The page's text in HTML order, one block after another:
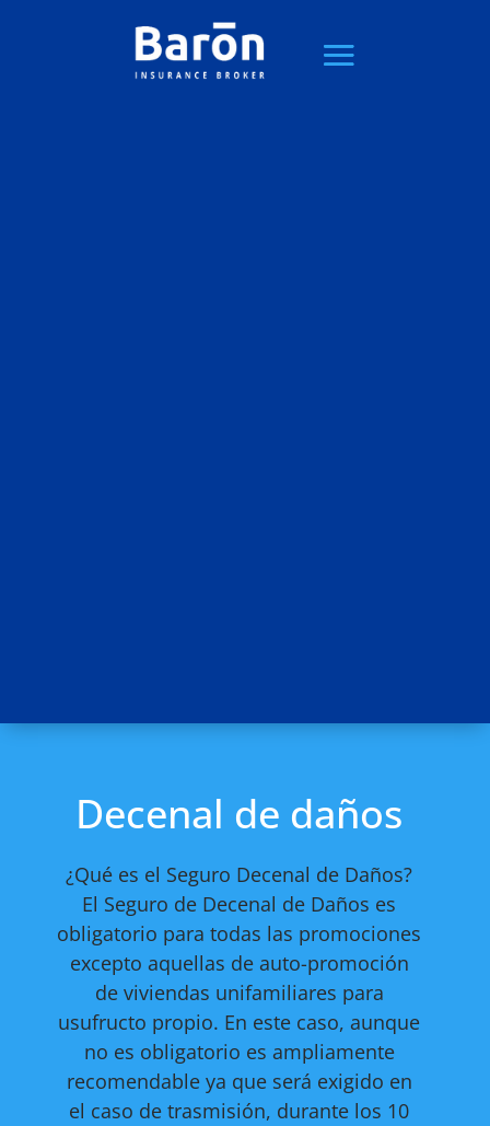
Decenal de daños
¿Qué es el Seguro Decenal de Daños?
El Seguro de Decenal de Daños es
obligatorio para todas las promociones
excepto aquellas de auto-promoción
de viviendas unifamiliares para
usufructo propio. En este caso, aunque
no es obligatorio es ampliamente
recomendable ya que será exigido en
el caso de trasmisión, durante los 10